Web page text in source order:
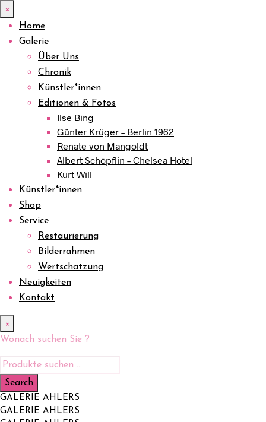
×
Home
Galerie
Über Uns
Chronik
Künstler*innen
Editionen & Fotos
Ilse Bing
Günter Krüger – Berlin 1962
Renate von Mangoldt
Albert Schöpflin – Chelsea Hotel
Kurt Will
Künstler*innen
Shop
Service
Restaurierung
Bilderrahmen
Wertschätzung
Neuigkeiten
Kontakt
×
Wonach suchen Sie ?
GALERIE AHLERS
GALERIE AHLERS